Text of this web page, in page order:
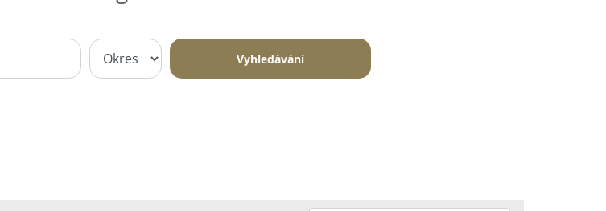
Vyhledávání